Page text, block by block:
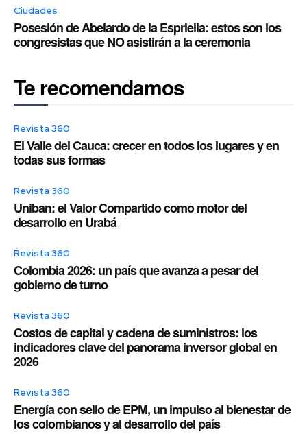
Ciudades
Posesión de Abelardo de la Espriella: estos son los
congresistas que NO asistirán a la ceremonia
Te recomendamos
Revista 360
El Valle del Cauca: crecer en todos los lugares y en
todas sus formas
Revista 360
Uniban: el Valor Compartido como motor del
desarrollo en Urabá
Revista 360
Colombia 2026: un país que avanza a pesar del
gobierno de turno
Revista 360
Costos de capital y cadena de suministros: los
indicadores clave del panorama inversor global en
2026
Revista 360
Energía con sello de EPM, un impulso al bienestar de
los colombianos y al desarrollo del país